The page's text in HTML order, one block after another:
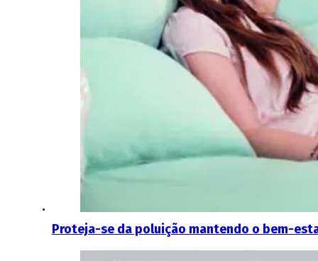
Proteja-se da poluição mantendo o bem-